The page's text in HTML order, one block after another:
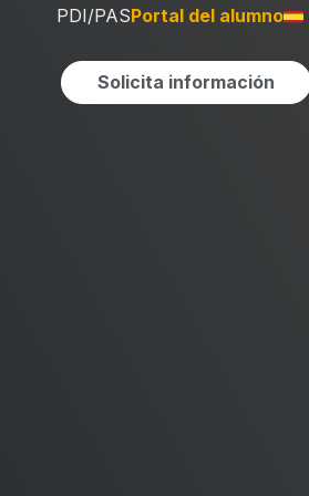
PDI/PASPortal del alumno
Solicita información